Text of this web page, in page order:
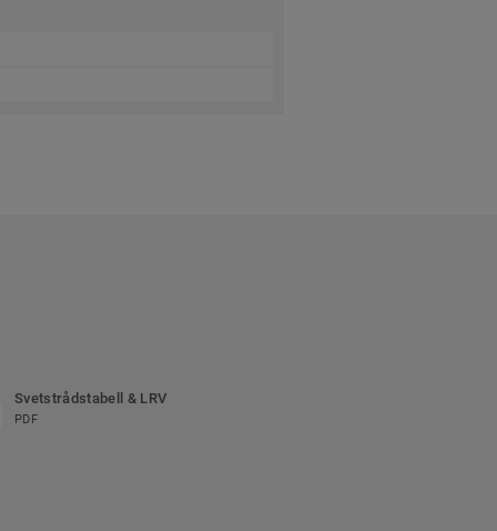
Svetstrådstabell & LRV
PDF